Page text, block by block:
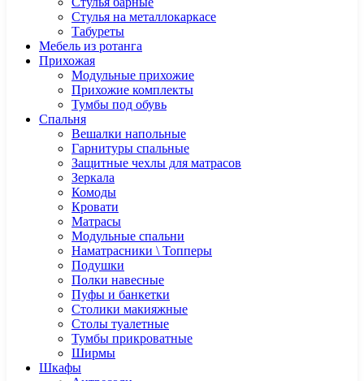
Стулья на металлокаркасе
Табуреты
Мебель из ротанга
Прихожая
Модульные прихожие
Прихожие комплекты
Тумбы под обувь
Спальня
Вешалки напольные
Гарнитуры спальные
Защитные чехлы для матрасов
Зеркала
Комоды
Кровати
Матрасы
Модульные спальни
Наматрасники \ Топперы
Подушки
Полки навесные
Пуфы и банкетки
Столики макияжные
Столы туалетные
Тумбы прикроватные
Ширмы
Шкафы